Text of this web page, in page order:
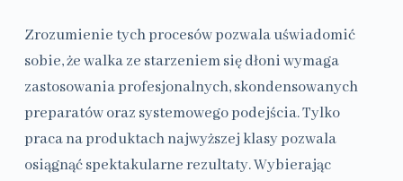
Zrozumienie tych procesów pozwala uświadomić
sobie, że walka ze starzeniem się dłoni wymaga
zastosowania profesjonalnych, skondensowanych
preparatów oraz systemowego podejścia. Tylko
praca na produktach najwyższej klasy pozwala
osiągnąć spektakularne rezultaty. Wybierając